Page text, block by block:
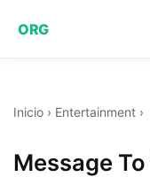
ORG
Inicio › Entertainment ›
Message